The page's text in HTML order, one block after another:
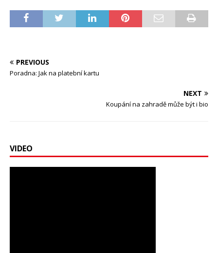
PREVIOUS
Poradna: Jak na platební kartu
NEXT
Koupání na zahradě může být i bio
VIDEO